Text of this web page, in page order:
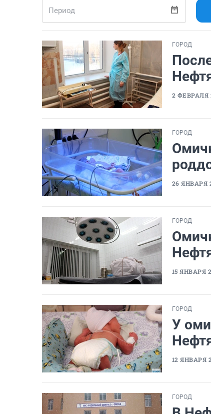
ГОРОД
2 ФЕВРАЛЯ
ГОРОД
26 ЯНВАРЯ
ГОРОД
15 ЯНВАРЯ
ГОРОД
У
12 ЯНВАРЯ
ГОРОД